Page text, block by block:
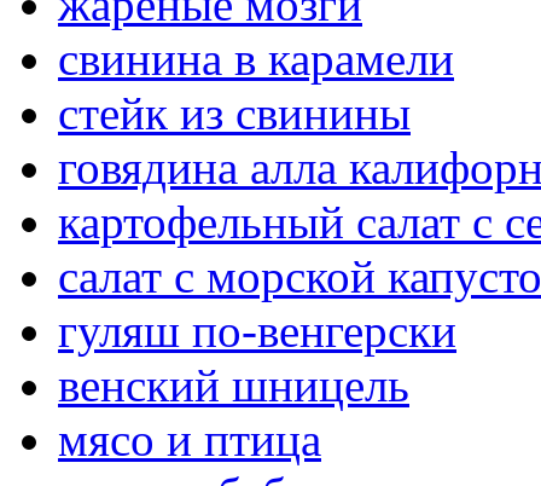
свинина в карамели
стейк из свинины
говядина алла
картофельный салат с
салат с морской
гуляш по-венгерски
венский шницель
мясо и птица